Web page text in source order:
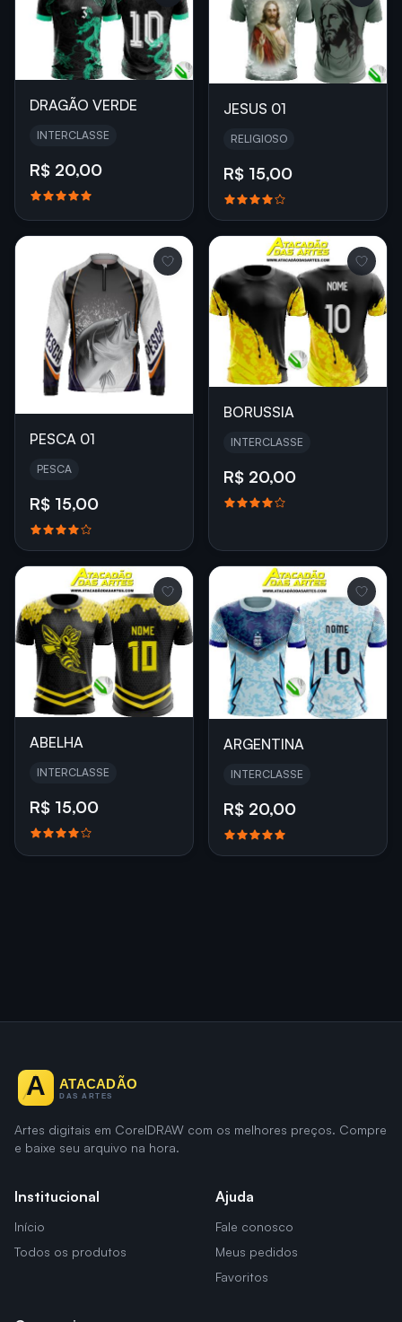
DRAGÃO VERDE
INTERCLASSE
R$ 20,00
JESUS 01
RELIGIOSO
R$ 15,00
PESCA 01
PESCA
R$ 15,00
BORUSSIA
INTERCLASSE
R$ 20,00
ABELHA
INTERCLASSE
R$ 15,00
ARGENTINA
INTERCLASSE
R$ 20,00
Artes digitais em CorelDRAW com os melhores preços. Compre
e baixe seu arquivo na hora.
Institucional
Início
Todos os produtos
Ajuda
Fale conosco
Meus pedidos
Favoritos